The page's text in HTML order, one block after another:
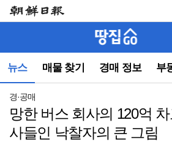
뉴스 매물 찾기 경매 정보 부
뉴
(컨
경·공매
망한 버스 회사의 120억
사들인 낙찰자의 큰 그림